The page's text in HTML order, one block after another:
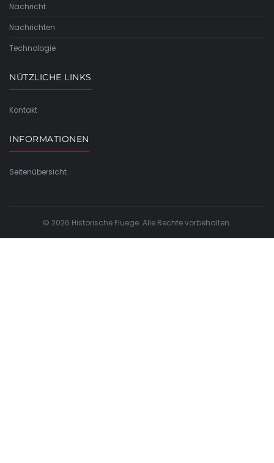
Nachricht
Nachrichten
Technologie
NÜTZLICHE LINKS
Kontakt
INFORMATIONEN
Seitenübersicht
© 2026 Historische Fluege. Alle Rechte vorbehalten.